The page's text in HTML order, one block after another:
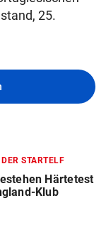
25.
STARTELF
Härtetest
Klub